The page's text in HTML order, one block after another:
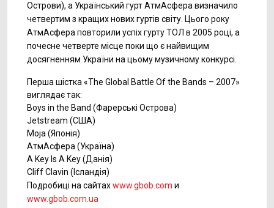
Острови), а Український гурт АтмАсфера визначило
четвертим з кращих нових гуртів світу. Цього року
АтмАсфера повторили успіх гурту ТОЛ в 2005 році, а
почесне четверте місце поки що є найвищим
досягненням України на цьому музичному конкурсі.
Перша шістка «The Global Battle Of the Bands – 2007»
виглядає так:
Boys in the Band (Фарерські Острова)
Jetstream (США)
Moja (Японія)
АтмАсфера (Україна)
A Key Is A Key (Данія)
Cliff Clavin (Ісландія)
Подробиці на сайтахwww.gbob.com и
www.gbob.com.ua